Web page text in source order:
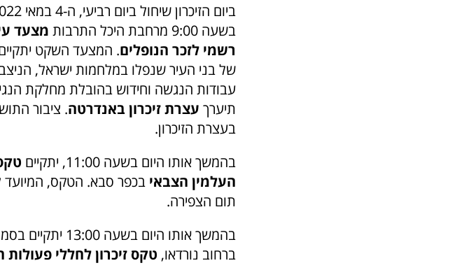
בשעה 9:00 מרחבת היכל התרבות
מצעד
רשמי לזכר הנופלים. המצעד השקט יתקיים
של בני העיר שנפלו במלחמות ישראל,
עבודות הנגשה וחידוש בהובלת מחלקת
תיערך עצרת זיכרון באנדרטה. ציבור
בעצרת הזיכרון.
בהמשך אותו היום בשעה 11:00, יתקיים
העלמין הצבאי בכפר סבא. הטקס, המיועד
תום הצפירה.
בהמשך אותו
ברחוב נורדאו, טקס זיכרון לחללי פעולות